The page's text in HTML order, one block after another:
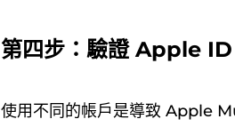
第四步：驗證 Apple ID
使用不同的帳戶是導致 Apple